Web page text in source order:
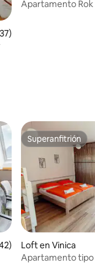
promedio: 4,76 de
Apartamento Rok
promedio: 4,95 de
Superanfitrión
Superanfitrión
Loft en Vinica
Apartamento tipo